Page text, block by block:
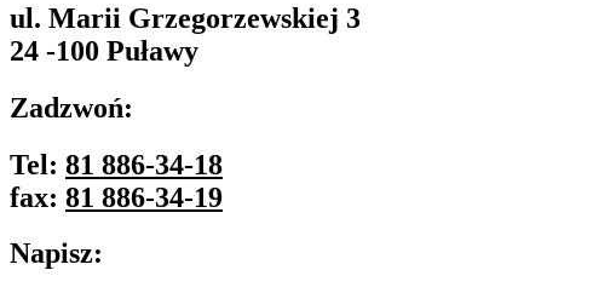
ul. Marii Grzegorzewskiej 3
24 -100 Puławy
Zadzwoń:
Tel: 81 886-34-18
fax: 81 886-34-19
Napisz: